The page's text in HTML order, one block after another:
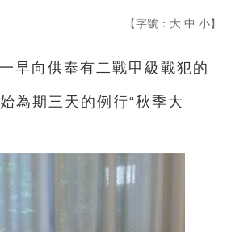
【字號： 大 中 小】
早向供奉有二戰甲級戰犯的
為期三天的例行“秋季大